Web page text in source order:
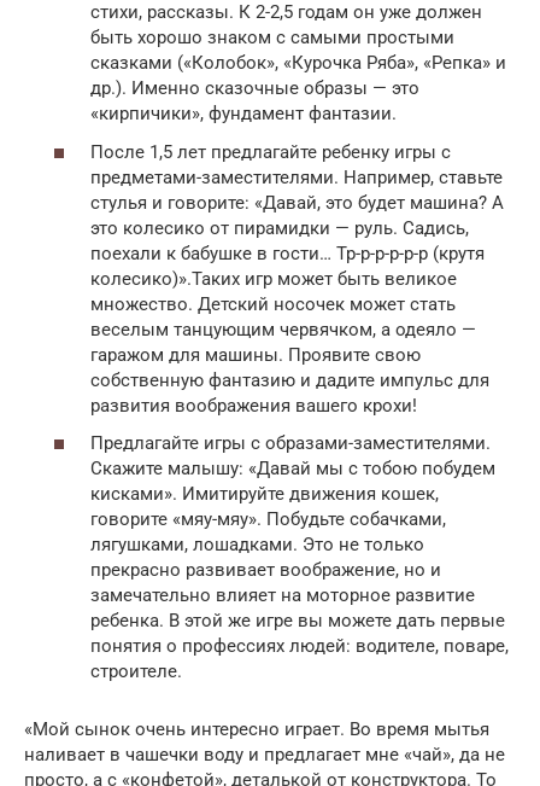
стихи, рассказы. К 2-2,5 годам он уже должен
быть хорошо знаком с самыми простыми
сказками («Колобок», «Курочка Ряба», «Репка» и
др.). Именно сказочные образы — это
«кирпичики», фундамент фантазии.
После 1,5 лет предлагайте ребенку игры с
предметами-заместителями. Например, ставьте
стулья и говорите: «Давай, это будет машина? А
это колесико от пирамидки — руль. Садись,
поехали к бабушке в гости… Тр-р-р-р-р-р (крутя
колесико)».Таких игр может быть великое
множество. Детский носочек может стать
веселым танцующим червячком, а одеяло —
гаражом для машины. Проявите свою
собственную фантазию и дадите импульс для
развития воображения вашего крохи!
Предлагайте игры с образами-заместителями.
Скажите малышу: «Давай мы с тобою побудем
кисками». Имитируйте движения кошек,
говорите «мяу-мяу». Побудьте собачками,
лягушками, лошадками. Это не только
прекрасно развивает воображение, но и
замечательно влияет на моторное развитие
ребенка. В этой же игре вы можете дать первые
понятия о профессиях людей: водителе, поваре,
строителе.
«Мой сынок очень интересно играет. Во время мытья
наливает в чашечки воду и предлагает мне «чай», да не
просто, а с «конфетой», деталькой от конструктора. То